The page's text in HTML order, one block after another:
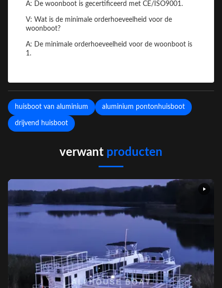
A: De woonboot is gecertificeerd met CE/ISO9001.
V: Wat is de minimale orderhoeveelheid voor de
woonboot?
A: De minimale orderhoeveelheid voor de woonboot is
1.
huisboot van aluminium aluminium pontonhuisboot
drijvend huisboot
verwant producten